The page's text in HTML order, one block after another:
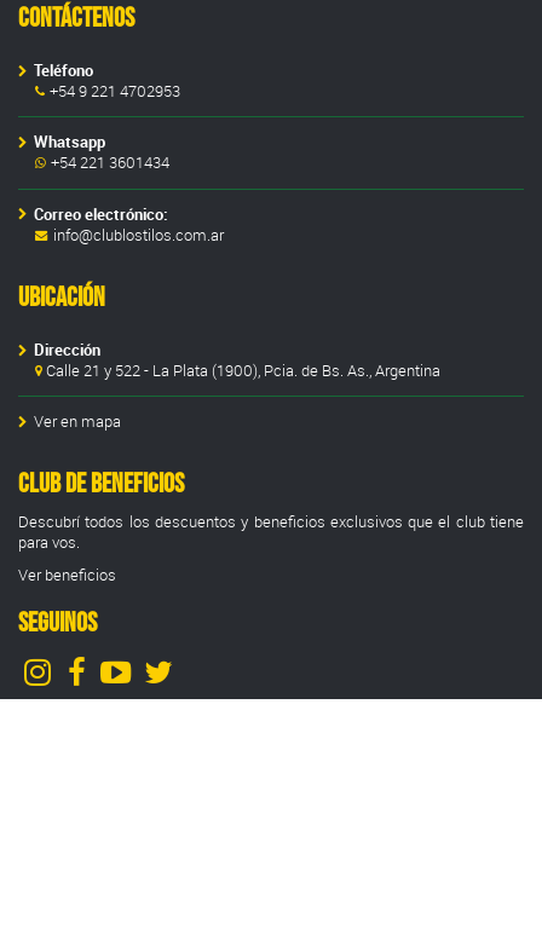
Contáctenos
Teléfono
+54 9 221 4702953
Whatsapp
+54 221 3601434
Correo electrónico:
info@clublostilos.com.ar
Ubicación
Dirección
Calle 21 y 522 - La Plata (1900), Pcia. de Bs. As., Argentina
Ver en mapa
Club de Beneficios
Descubrí todos los descuentos y beneficios exclusivos que el club tiene
para vos.
Ver beneficios
SEGUINOS